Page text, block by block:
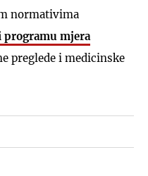
normativima
programu mjera
preglede i medicinske